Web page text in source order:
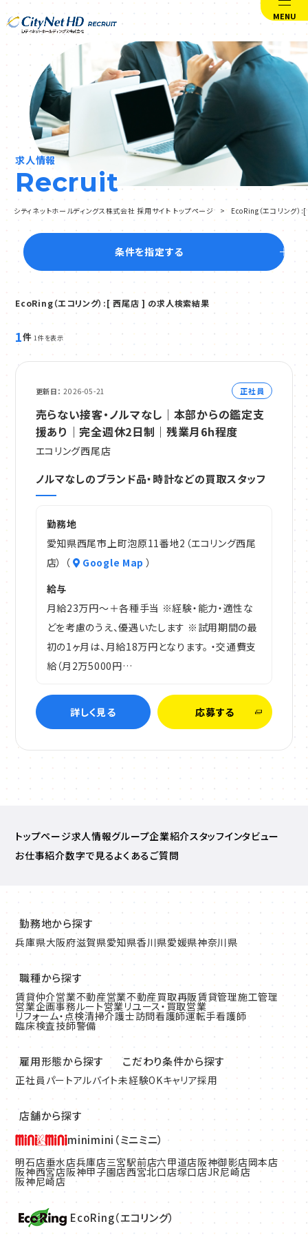
MENU
求人情報
Recruit
シティネットホールディングス株式会社 採用サイト トップページ EcoRing（エコリング
条件を指定する
EcoRing（エコリング）:[ 西尾店 ] の求人検索結果
1件 1件を表示
更新日 2026-05-21 正社員
売らない接客・ノルマなし｜本部からの鑑定支
援あり｜完全週休2日制｜残業月6h程度
エコリング西尾店
ノルマなしのブランド品・時計などの買取スタッフ
勤務地
愛知県西尾市上町泡原11番地2（エコリング西尾
店） （
Google Map ）
給与
月給23万円～＋各種手当 ※経験・能力・適性な
どを考慮のうえ、優遇いたします ※試用期間の最
初の1ヶ月は、月給18万円となります。 ・交通費支
給（月2万5000円…
詳しく見る 応募する
トップページ求人情報グループ企業紹介スタッフインタビュー
お仕事紹介数字で見るよくあるご質問
勤務地から探す
兵庫県大阪府滋賀県愛知県香川県愛媛県神奈川県
職種から探す
賃貸仲介営業不動産営業不動産買取再販賃貸管理施工管理
営業企画事務ルート営業リユース・買取営業
リフォーム・点検清掃介護士訪問看護師運転手看護師
臨床検査技師警備
雇用形態から探す
正社員 パートアルバイト
こだわり条件から探す
未経験OKキャリア採用
店舗から探す
minimini（ミニミニ）
明石店垂水店兵庫店三宮駅前店六甲道店阪神御影店岡本店
阪神西宮店阪神甲子園店西宮北口店塚口店JR尼崎店
阪神尼崎店
EcoRing（エコリング）